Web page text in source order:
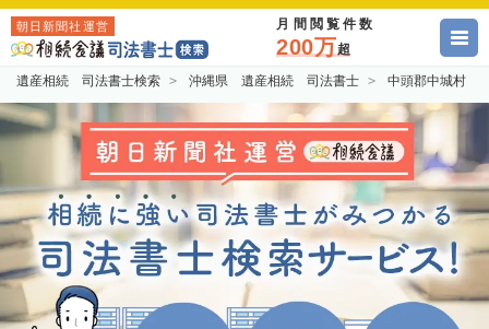
朝日新聞社運営 月間閲覧件数
200万超
遺産相続 司法書士検索 沖縄県 遺産相続 司法書士 中頭郡中城村